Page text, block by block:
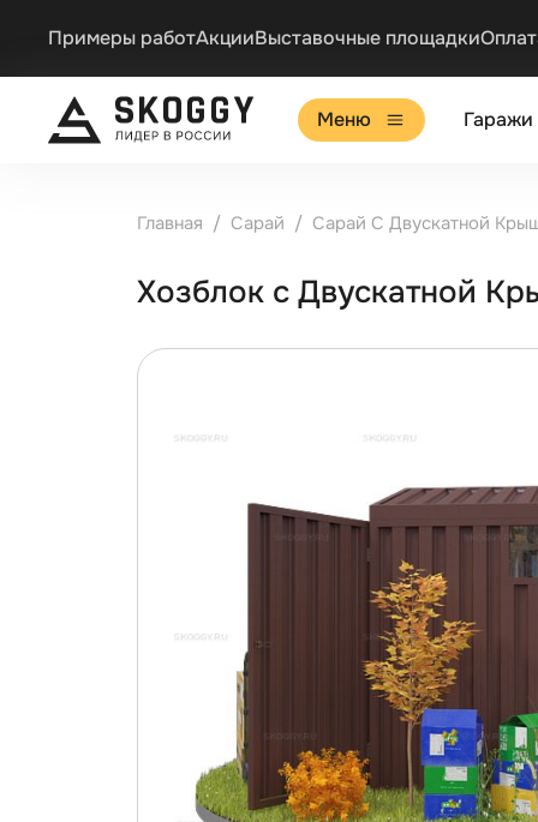
Примеры работАкцииВыставочные площадки
Меню Гаражи
Главная Сарай Сарай С Двускатной
Хозблок с Двускатной